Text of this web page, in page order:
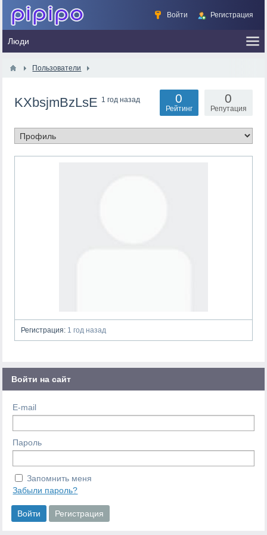
Войти Регистрация
Пользователи
KXbsjmBzLsE 1 год назад 0
Репутация
0
Рейтинг
Регистрация: 1 год назад
Войти на сайт
E-mail
Пароль
Запомнить меня
Забыли пароль?